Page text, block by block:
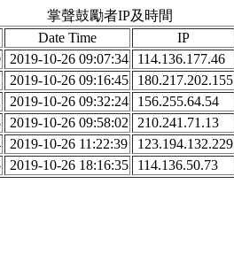
掌聲鼓勵者IP及時間
Date Time IP
2019-10-26 09:07:34
114.136.177.46
2019-10-26 09:16:45
180.217.202.155
2019-10-26 09:32:24
156.255.64.54
2019-10-26 09:58:02
210.241.71.13
2019-10-26 11:22:39
123.194.132.229
2019-10-26 18:16:35 114.136.50.73